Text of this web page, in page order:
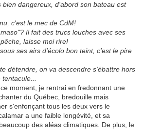
bien dangereux, d'abord son bateau est
c'est le mec de CdM!
Il fait des trucs louches avec ses
laisse moi rire!
ses airs d'écolo bon teint, c'est le pire
détendre, on va descendre s'ébattre hors
moment, je rentrai en fredonnant une
du Québec, bredouille mais
s'enfonçant tous les deux vers le
a une faible longévité, et sa
des aléas climatiques. De plus, le